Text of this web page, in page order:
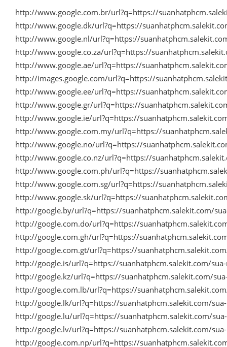
http://www.google.com.br/url?q=https://
http://www.google.dk/url?q=https://
http://www.google.nl/url?q=https://
http://www.google.co.za/url?q=https://
http://www.google.ae/url?q=https://
http://images.google.com/url?q=https://
http://www.google.ee/url?q=https://
http://www.google.gr/url?q=https://
http://www.google.ie/url?q=https://
http://www.google.com.my/url?q=https://
http://www.google.no/url?q=https://
http://www.google.co.nz/url?q=https://
http://www.google.com.ph/url?q=https://
http://www.google.com.sg/url?q=https://
http://www.google.sk/url?q=https://
http://google.by/url?q=https://suanhatphcm.salekit.com/
http://google.com.do/url?q=https://
http://google.com.gh/url?q=https://
http://google.com.gt/url?q=https://
http://google.is/url?q=https://suanhatphcm.salekit.com/
http://google.kz/url?q=https://suanhatphcm.salekit.com/
http://google.com.lb/url?q=https://
http://google.lk/url?q=https://suanhatphcm.salekit.com/
http://google.lu/url?q=https://suanhatphcm.salekit.com/
http://google.lv/url?q=https://suanhatphcm.salekit.com/
http://google.com.np/url?q=https://